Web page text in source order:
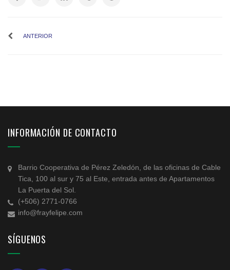
ANTERIOR
INFORMACIÓN DE CONTACTO
Barrio Cooperativa de Pérez Zeledón, de las oficinas de Cable
Tica, 100 al sur y 75 al Este, entrada antes de Apartamentos
La Puerta del Sol.
(+506) 2771-0766
info@frayfelipe.com
SÍGUENOS